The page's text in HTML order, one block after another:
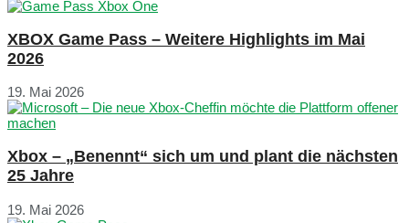
XBOX Game Pass – Weitere Highlights im Mai
2026
19. Mai 2026
Xbox – „Benennt“ sich um und plant die nächsten
25 Jahre
19. Mai 2026